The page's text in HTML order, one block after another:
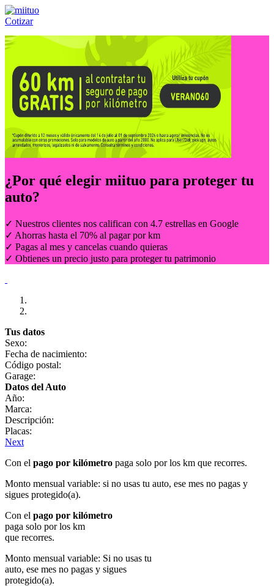
Cotizar
Llámanos al:(55) 84-21-05-00 ó
¿Por qué elegir miituo para proteger tu
auto?
✓ Nuestros clientes nos califican con 4.7 estrellas en Google
✓ Ahorras hasta el 70% al pagar por km
✓ Pagas al mes y cancelas cuando quieras
✓ Obtienes un precio justo para proteger tu patrimonio
Tus datos
Sexo:
Fecha de nacimiento:
Código postal:
Garage:
Datos del Auto
Año:
Marca:
Descripción:
Placas:
Next
Con el pago por kilómetro paga solo por los km que recorres.
Monto mensual variable: si no usas tu auto, ese mes no pagas y
sigues protegido(a).
Con el pago por kilómetro
paga solo por los km
que recorres.
Monto mensual variable: Si no usas tu
auto, ese mes no pagas y sigues
protegido(a).